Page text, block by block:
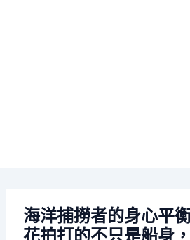
海洋捕撈者的身心平
花拍打的不只是船身